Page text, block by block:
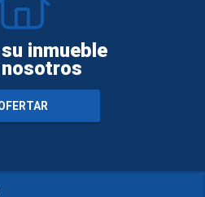
inmueble